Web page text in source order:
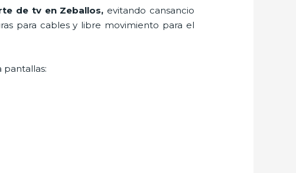
de tv en Zeballos, evitando cansancio
para cables y libre movimiento para el
pantallas: